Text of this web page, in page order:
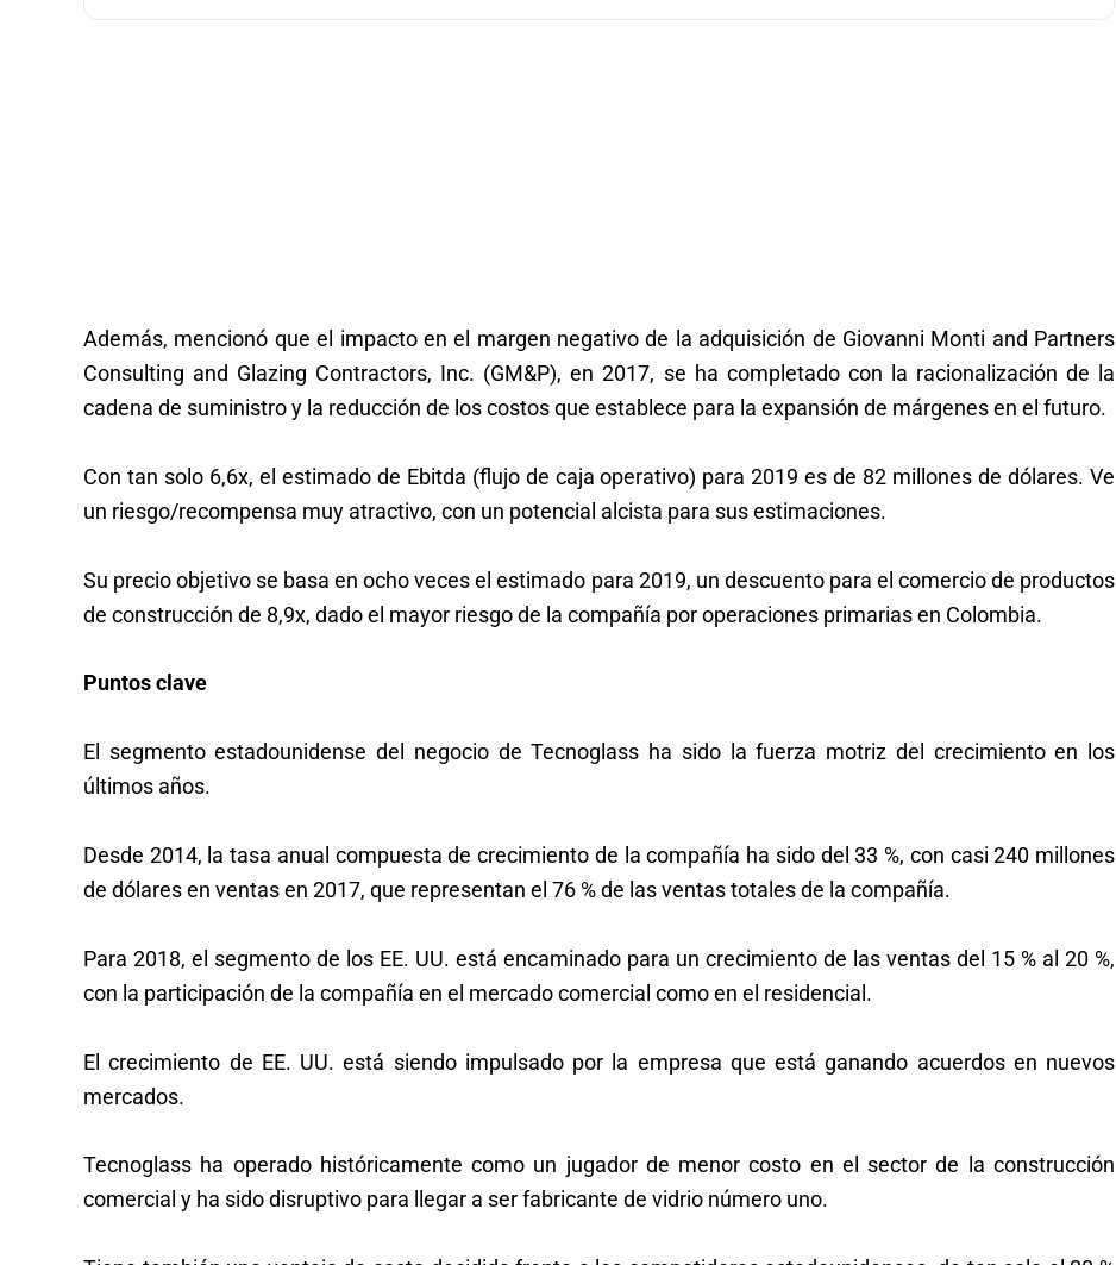
Además, mencionó que el impacto en el margen negativo de la adquisición de Giovanni Monti and Partners
Consulting and Glazing Contractors, Inc. (GM&P), en 2017, se ha completado con la racionalización de la
cadena de suministro y la reducción de los costos que establece para la expansión de márgenes en el futuro.
Con tan solo 6,6x, el estimado de Ebitda (flujo de caja operativo) para 2019 es de 82 millones de dólares. Ve
un riesgo/recompensa muy atractivo, con un potencial alcista para sus estimaciones.
Su precio objetivo se basa en ocho veces el estimado para 2019, un descuento para el comercio de productos
de construcción de 8,9x, dado el mayor riesgo de la compañía por operaciones primarias en Colombia.
Puntos clave
El segmento estadounidense del negocio de Tecnoglass ha sido la fuerza motriz del crecimiento en los
últimos años.
Desde 2014, la tasa anual compuesta de crecimiento de la compañía ha sido del 33 %, con casi 240 millones
de dólares en ventas en 2017, que representan el 76 % de las ventas totales de la compañía.
Para 2018, el segmento de los EE. UU. está encaminado para un crecimiento de las ventas del 15 % al 20 %,
con la participación de la compañía en el mercado comercial como en el residencial.
El crecimiento de EE. UU. está siendo impulsado por la empresa que está ganando acuerdos en nuevos
mercados.
Tecnoglass ha operado históricamente como un jugador de menor costo en el sector de la construcción
comercial y ha sido disruptivo para llegar a ser fabricante de vidrio número uno.